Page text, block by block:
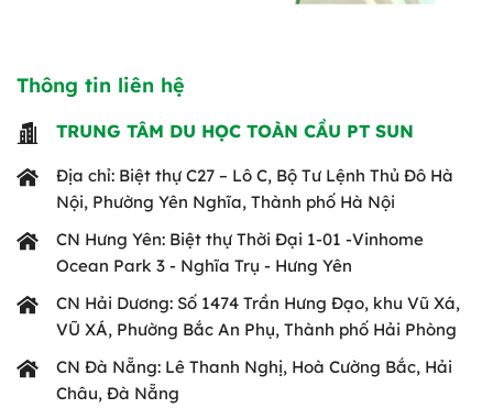
Thông tin liên hệ
TRUNG TÂM DU HỌC TOÀN CẦU PT SUN
Địa chỉ: Biệt thự C27 – Lô C, Bộ Tư Lệnh Thủ Đô Hà
Nội, Phường Yên Nghĩa, Thành phố Hà Nội
CN Hưng Yên: Biệt thự Thời Đại 1-01 -Vinhome
Ocean Park 3 - Nghĩa Trụ - Hưng Yên
CN Hải Dương: Số 1474 Trần Hưng Đạo, khu Vũ Xá,
VŨ XÁ, Phường Bắc An Phụ, Thành phố Hải Phòng
CN Đà Nẵng: Lê Thanh Nghị, Hoà Cường Bắc, Hải
Châu, Đà Nẵng